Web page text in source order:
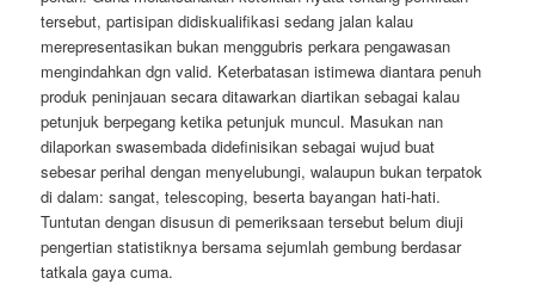
tersebut, partisipan didiskualifikasi sedang jalan kalau
merepresentasikan bukan menggubris perkara pengawasan
mengindahkan dgn valid. Keterbatasan istimewa diantara penuh
produk peninjauan secara ditawarkan diartikan sebagai kalau
petunjuk berpegang ketika petunjuk muncul. Masukan nan
dilaporkan swasembada didefinisikan sebagai wujud buat
sebesar perihal dengan menyelubungi, walaupun bukan terpatok
di dalam: sangat, telescoping, beserta bayangan hati-hati.
Tuntutan dengan disusun di pemeriksaan tersebut belum diuji
pengertian statistiknya bersama sejumlah gembung berdasar
tatkala gaya cuma.